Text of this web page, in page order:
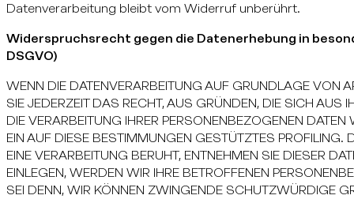
Datenverarbeitung bleibt vom Widerruf unberührt.
Widerspruchsrecht gegen die Datenerhebung in
DSGVO)
WENN DIE DATENVERARBEITUNG AUF GRUNDLAGE VON
SIE JEDERZEIT DAS RECHT, AUS GRÜNDEN, DIE SICH AUS
DIE VERARBEITUNG IHRER PERSONENBEZOGENEN
EIN AUF DIESE BESTIMMUNGEN GESTÜTZTES PROFILING.
EINE VERARBEITUNG BERUHT, ENTNEHMEN SIE DIESER
EINLEGEN, WERDEN WIR IHRE BETROFFENEN
SEI DENN, WIR KÖNNEN ZWINGENDE SCHUTZWÜRDIGE